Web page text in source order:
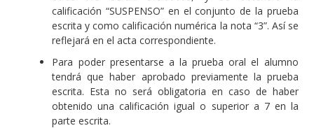
calificación “SUSPENSO” en el conjunto de la prueba
escrita y como calificación numérica la nota “3”. Así se
reflejará en el acta correspondiente.
Para poder presentarse a la prueba oral el alumno
tendrá que haber aprobado previamente la prueba
escrita. Esta no será obligatoria en caso de haber
obtenido una calificación igual o superior a 7 en la
parte escrita.